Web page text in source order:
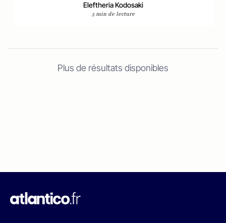
Eleftheria Kodosaki
5 min de lecture
Plus de résultats disponibles